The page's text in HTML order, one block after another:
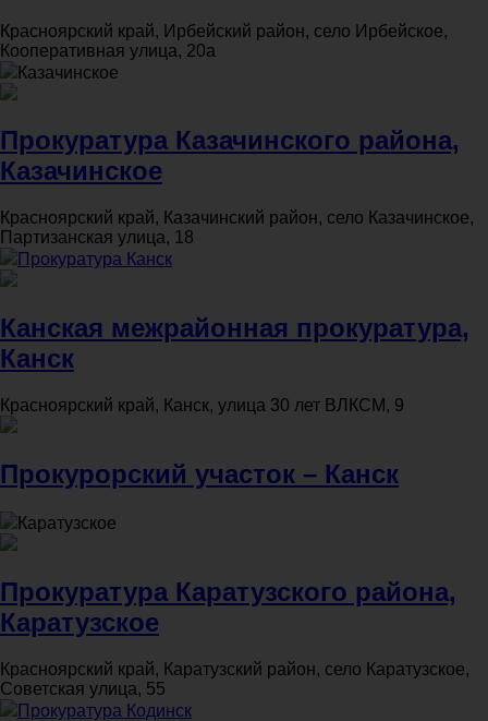
Красноярский край, Ирбейский район, село Ирбейское,
Кооперативная улица, 20а
Казачинское
Прокуратура Казачинского района,
Казачинское
Красноярский край, Казачинский район, село Казачинское,
Партизанская улица, 18
Прокуратура Канск
Канская межрайонная прокуратура,
Канск
Красноярский край, Канск, улица 30 лет ВЛКСМ, 9
Прокурорский участок – Канск
Каратузское
Прокуратура Каратузского района,
Каратузское
Красноярский край, Каратузский район, село Каратузское,
Советская улица, 55
Прокуратура Кодинск